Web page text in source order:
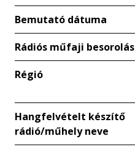
Bemutató dátuma
Rádiós műfaji besorolás
Régió
Hangfelvételt készítő
rádió/műhely neve